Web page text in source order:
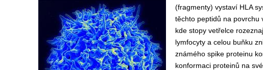
(fragmenty) vystaví HLA
těchto peptidů na povrchu
kde stopy vetřelce
lymfocyty a celou buňku
známého spike proteinu
konformaci proteinů na